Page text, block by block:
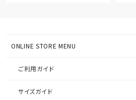
ONLINE STORE MENU
ご利用ガイド
サイズガイド